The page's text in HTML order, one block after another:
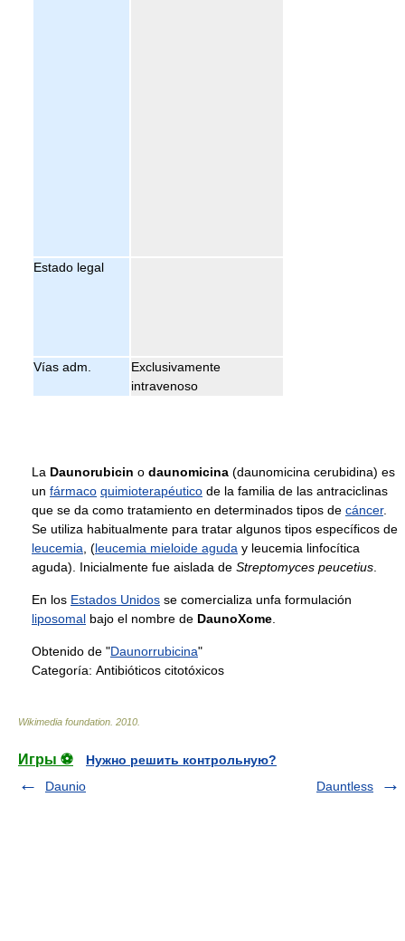
Estado legal
Vías adm.
Exclusivamente
intravenoso
La Daunorubicin o daunomicina (daunomicina cerubidina) es
un fármaco quimioterapéutico de la familia de las antraciclinas
que se da como tratamiento en determinados tipos de cáncer.
Se utiliza habitualmente para tratar algunos tipos específicos de
leucemia , (leucemia mieloide aguda y leucemia linfocítica
aguda). Inicialmente fue aislada de Streptomyces peucetius
En los Estados Unidos se comercializa unfa formulación
liposomal bajo el nombre de DaunoXome
Obtenido de "Daunorrubicina"
Categoría: Antibióticos citotóxicos
Wikimedia foundation 2010
Игры ⚽
Нужно решить контрольную?
Daunio
Dauntless